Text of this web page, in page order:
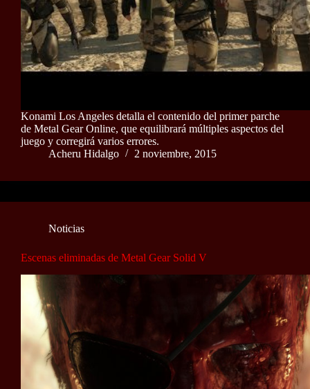
Konami Los Angeles detalla el contenido del primer parche
de Metal Gear Online, que equilibrará múltiples aspectos del
juego y corregirá varios errores.
Acheru Hidalgo
2 noviembre, 2015
Noticias
Escenas eliminadas de Metal Gear Solid V